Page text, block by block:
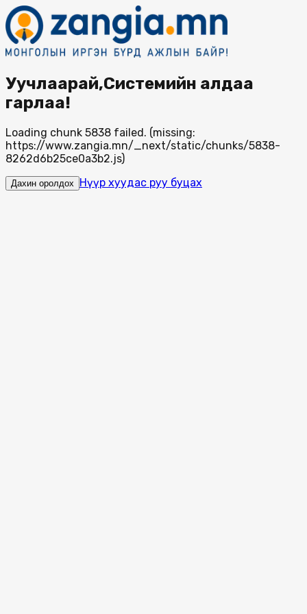
Уучлаарай,Системийн алдаа
гарлаа!
Loading chunk 5838 failed. (missing:
https://www.zangia.mn/_next/static/chunks/5838-
8262d6b25ce0a3b2.js)
Дахин оролдох Нүүр хуудас руу буцах